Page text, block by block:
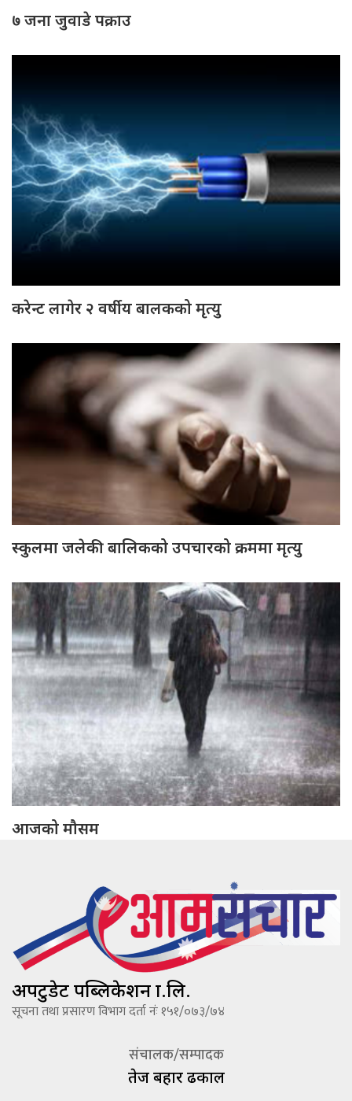
७ जना जुवाडे पक्राउ
करेन्ट लागेर २ वर्षीय बालकको मृत्यु
स्कुलमा जलेकी बालिकको उपचारको क्रममा मृत्यु
आजको मौसम
अपटुडेट पब्लिकेशन प्रा.लि.
सूचना तथा प्रसारण विभाग दर्ता नंः १५१/०७३/७४
संचालक/सम्पादक
तेज बहादूर ढकाल